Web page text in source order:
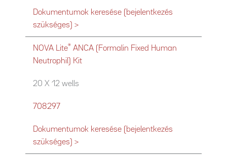
Dokumentumok keresése (bejelentkezés
szükséges) >
NOVA Lite® ANCA (Formalin Fixed Human
Neutrophil) Kit
20 X 12 wells
708297
Dokumentumok keresése (bejelentkezés
szükséges) >